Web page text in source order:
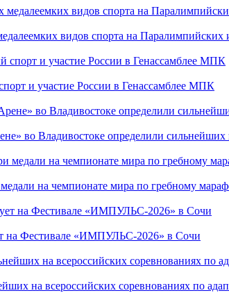
видов спорта на Паралимпийских
и участие России в Генассамблее МПК
во Владивостоке определили
на чемпионате мира по гребному
на Фестивале «ИМПУЛЬС-2026» в Сочи
на всероссийских соревнованиях по